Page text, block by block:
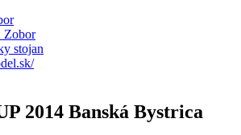
2014 Banská Bystrica